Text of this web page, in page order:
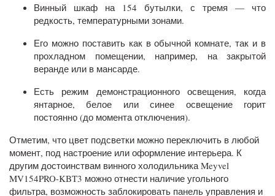
Винный шкаф на 154 бутылки, с тремя — что
редкость, температурными зонами.
Его можно поставить как в обычной комнате, так и в
прохладном помещении, например, на закрытой
веранде или в мансарде.
Есть режим демонстрационного освещения, когда
янтарное, белое или синее освещение горит
постоянно (до момента отключения).
Отметим, что цвет подсветки можно переключить в любой
момент, под настроение или оформление интерьера. К
другим достоинствам винного холодильника Meyvel
MV154PRO-KBT3 можно отнести наличие угольного
фильтра, возможность заблокировать панель управления и